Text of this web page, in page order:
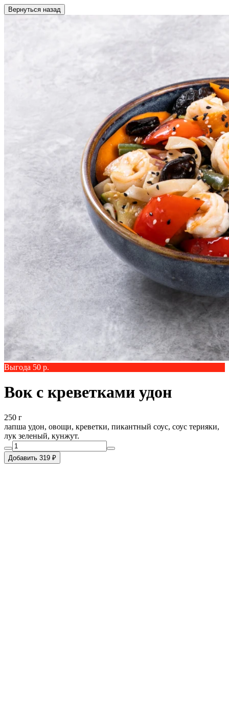
Вернуться назад
Выгода 50 р.
Вок с креветками удон
250 г
лапша удон, овощи, креветки, пикантный соус, соус терияки,
лук зеленый, кунжут.
Добавить 319 ₽